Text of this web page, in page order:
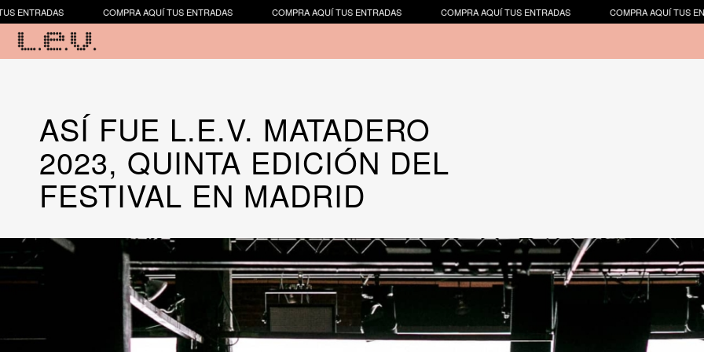
COMPRA AQUÍ TUS ENTRADAS COMPRA AQUÍ TUS ENTRADAS COMPRA AQUÍ TUS ENTRADAS COMPRA AQUÍ TUS ENTRADAS
ASÍ FUE L.E.V. MATADERO
2023, QUINTA EDICIÓN DEL
FESTIVAL EN MADRID